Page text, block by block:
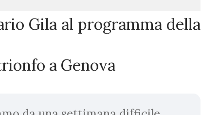
Gila al programma della
a Genova